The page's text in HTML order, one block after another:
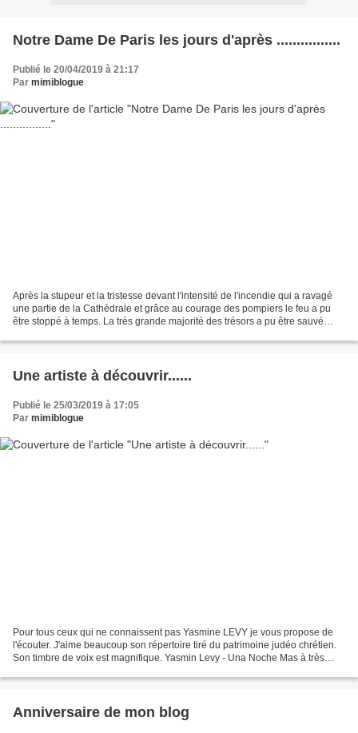
Notre Dame De Paris les jours d'après ................
Publié le 20/04/2019 à 21:17
Par mimiblogue
Après la stupeur et la tristesse devant l'intensité de l'incendie qui a ravagé
une partie de la Cathédrale et grâce au courage des pompiers le feu a pu
être stoppé à temps. La très grande majorité des trésors a pu être sauvé
Une artiste à découvrir......
Publié le 25/03/2019 à 17:05
Par mimiblogue
Pour tous ceux qui ne connaissent pas Yasmine LEVY je vous propose de
l'écouter. J'aime beaucoup son répertoire tiré du patrimoine judéo chrétien.
Son timbre de voix est magnifique. Yasmin Levy - Una Noche Mas à très
Anniversaire de mon blog